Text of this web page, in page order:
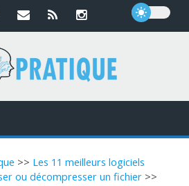
>> Les 11 meilleurs logiciels
ou décompresser un fichier >>